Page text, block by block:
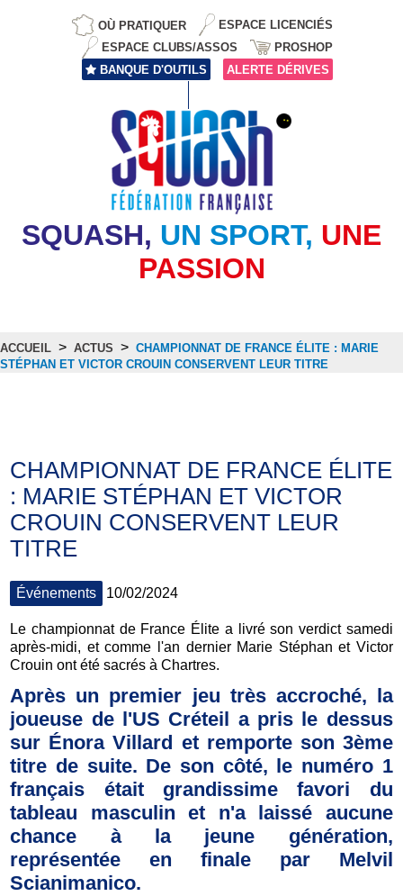
OÙ PRATIQUER
ESPACE LICENCIÉS
ESPACE CLUBS/ASSOS
PROSHOP
BANQUE D'OUTILS
ALERTE DÉRIVES
SQUASH, UN SPORT, UNE
PASSION
ACCUEIL > ACTUS > CHAMPIONNAT DE FRANCE ÉLITE : MARIE
STÉPHAN ET VICTOR CROUIN CONSERVENT LEUR TITRE
CHAMPIONNAT DE FRANCE ÉLITE
: MARIE STÉPHAN ET VICTOR
CROUIN CONSERVENT LEUR
TITRE
Événements 10/02/2024
Le championnat de France Élite a livré son verdict samedi
après-midi, et comme l'an dernier Marie Stéphan et Victor
Crouin ont été sacrés à Chartres.
Après un premier jeu très accroché, la
joueuse de l'US Créteil a pris le dessus
sur Énora Villard et remporte son 3ème
titre de suite. De son côté, le numéro 1
français était grandissime favori du
tableau masculin et n'a laissé aucune
chance à la jeune génération,
représentée en finale par Melvil
Scianimanico.